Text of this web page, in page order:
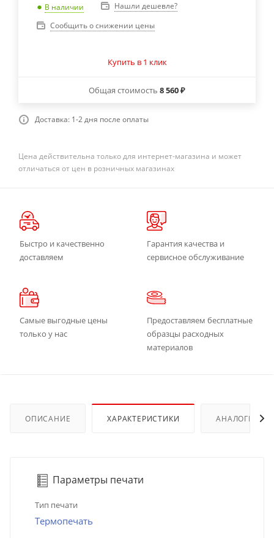
В наличии
Нашли дешевле?
Сообщить о снижении цены
Купить в 1 клик
Общая стоимость 8 560 ₽
Доставка: 1-2 дня после оплаты
Цена действительна только для интернет-магазина и может
отличаться от цен в розничных магазинах
Быстро и качественно
доставляем
Гарантия качества и
сервисное обслуживание
Самые выгодные цены
только у нас
Предоставляем бесплатные
образцы расходных
материалов
ОПИСАНИЕ ХАРАКТЕРИСТИКИ АНАЛОГИ
Параметры печати
Тип печати
Термопечать